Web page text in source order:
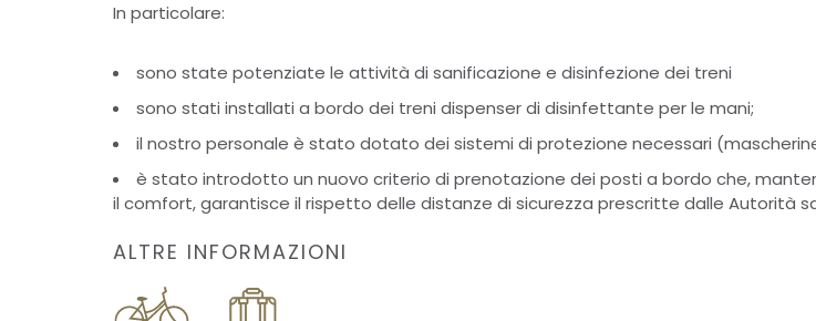
In particolare:
sono state potenziate le attività di sanificazione e disinfezione dei treni
sono stati installati a bordo dei treni dispenser di disinfettante per le mani;
il nostro personale è stato dotato dei sistemi di protezione necessari
è stato introdotto un nuovo criterio di prenotazione dei posti a bordo che,
il comfort, garantisce il rispetto delle distanze di sicurezza prescritte dalle Autorità
ALTRE INFORMAZIONI